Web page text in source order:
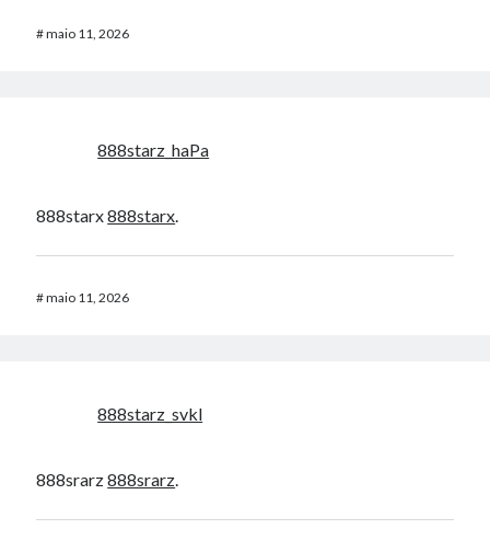
#maio 11, 2026
888starz_haPa
888starx888starx.
#maio 11, 2026
888starz_svkl
888srarz888srarz.